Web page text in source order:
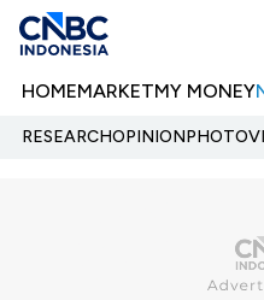
HOMEMARKETMY MONEY
RESEARCHOPINIONPHOTO